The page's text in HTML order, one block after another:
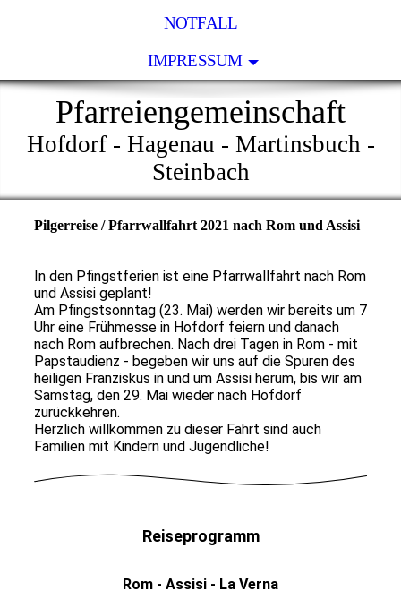
NOTFALL
IMPRESSUM
Pfarreiengemeinschaft
Hofdorf - Hagenau - Martinsbuch -
Steinbach
Pilgerreise / Pfarrwallfahrt 2021 nach Rom und Assisi
In den Pfingstferien ist eine Pfarrwallfahrt nach Rom
und Assisi geplant!
Am Pfingstsonntag (23. Mai) werden wir bereits um 7
Uhr eine Frühmesse in Hofdorf feiern und danach
nach Rom aufbrechen. Nach drei Tagen in Rom - mit
Papstaudienz - begeben wir uns auf die Spuren des
heiligen Franziskus in und um Assisi herum, bis wir am
Samstag, den 29. Mai wieder nach Hofdorf
zurückkehren.
Herzlich willkommen zu dieser Fahrt sind auch
Familien mit Kindern und Jugendliche!
Reiseprogramm
Rom - Assisi - La Verna